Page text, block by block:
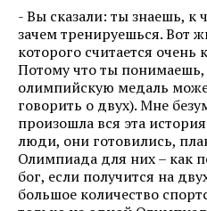
- Вы сказали: ты знаешь, к
зачем тренируешься. Вот
которого считается
Потому что ты
олимпийскую медаль
говорить о двух). Мне
произошла вся эта
люди, они готовились,
Олимпиада для них – как
бог, если получится на
большое количество